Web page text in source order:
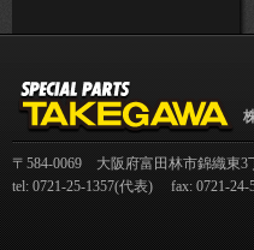
〒584-0069 大阪府富田林市錦織東3
tel: 0721-25-1357(代表) fax: 0721-24-